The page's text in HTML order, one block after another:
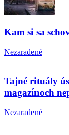
Kam si sa
Nezaradené
Tajné rituály
magazínoch
Nezaradené